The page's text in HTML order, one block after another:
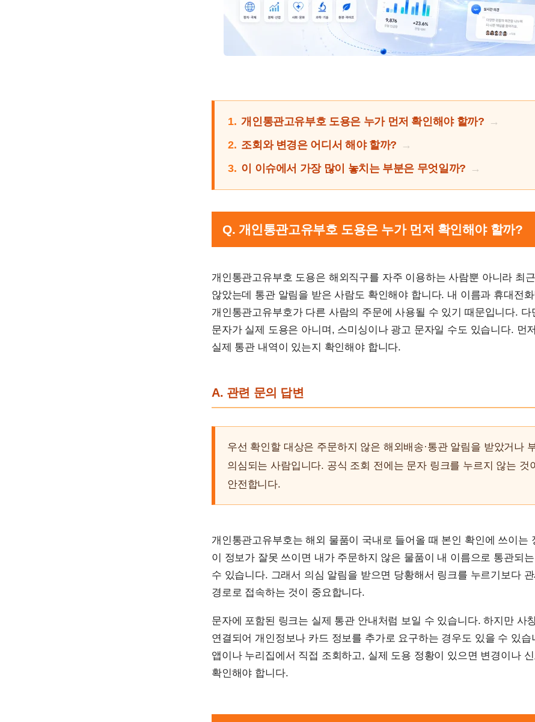
1. 개인통관고유부호 도용은 누가 먼저 확인해야 할까?
2. 조회와 변경은 어디서 해야 할까?
3. 이 이슈에서 가장 많이 놓치는 부분은 무엇일까?
Q. 개인통관고유부호 도용은 누가 먼저 확인해야 할까?
개인통관고유부호 도용은 해외직구를 자주 이용하는 사람뿐 아니라 최
않았는데 통관 알림을 받은 사람도 확인해야 합니다. 내 이름과 휴대전
개인통관고유부호가 다른 사람의 주문에 사용될 수 있기 때문입니다. 다
문자가 실제 도용은 아니며, 스미싱이나 광고 문자일 수도 있습니다. 먼
실제 통관 내역이 있는지 확인해야 합니다.
A. 관련 문의 답변
우선 확인할 대상은 주문하지 않은 해외배송·통관 알림을 받았거나
의심되는 사람입니다. 공식 조회 전에는 문자 링크를 누르지 않는 것
안전합니다.
개인통관고유부호는 해외 물품이 국내로 들어올 때 본인 확인에 쓰이는
이 정보가 잘못 쓰이면 내가 주문하지 않은 물품이 내 이름으로 통관되
수 있습니다. 그래서 의심 알림을 받으면 당황해서 링크를 누르기보다
경로로 접속하는 것이 중요합니다.
문자에 포함된 링크는 실제 통관 안내처럼 보일 수 있습니다. 하지만 사
연결되어 개인정보나 카드 정보를 추가로 요구하는 경우도 있을 수 있습
앱이나 누리집에서 직접 조회하고, 실제 도용 정황이 있으면 변경이나
확인해야 합니다.